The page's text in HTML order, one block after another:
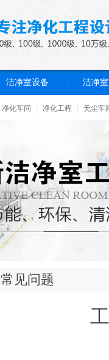
洁净室设备 洁净
净化车间 净化工程 无尘车
常见问题